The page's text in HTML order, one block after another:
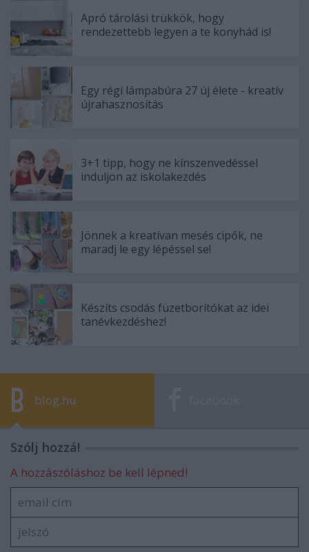
Apró tárolási trükkök, hogy
rendezettebb legyen a te konyhád is!
Egy régi lámpabúra 27 új élete - kreatív
újrahasznosítás
3+1 tipp, hogy ne kínszenvedéssel
induljon az iskolakezdés
Jönnek a kreatívan mesés cipők, ne
maradj le egy lépéssel se!
Készíts csodás füzetborítókat az idei
tanévkezdéshez!
blog.hu
Szólj hozzá!
A hozzászóláshoz be kell lépned!